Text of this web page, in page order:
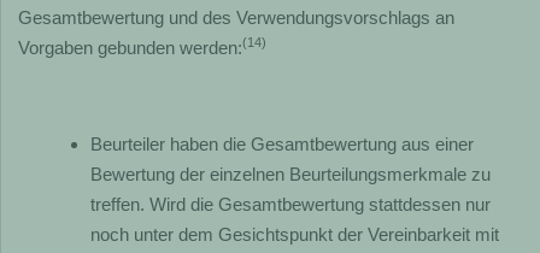
Gesamtbewertung und des Verwendungsvorschlags an
Vorgaben gebunden werden:(14)
Beurteiler haben die Gesamtbewertung aus einer
Bewertung der einzelnen Beurteilungsmerkmale zu
treffen. Wird die Gesamtbewertung stattdessen nur
noch unter dem Gesichtspunkt der Vereinbarkeit mit